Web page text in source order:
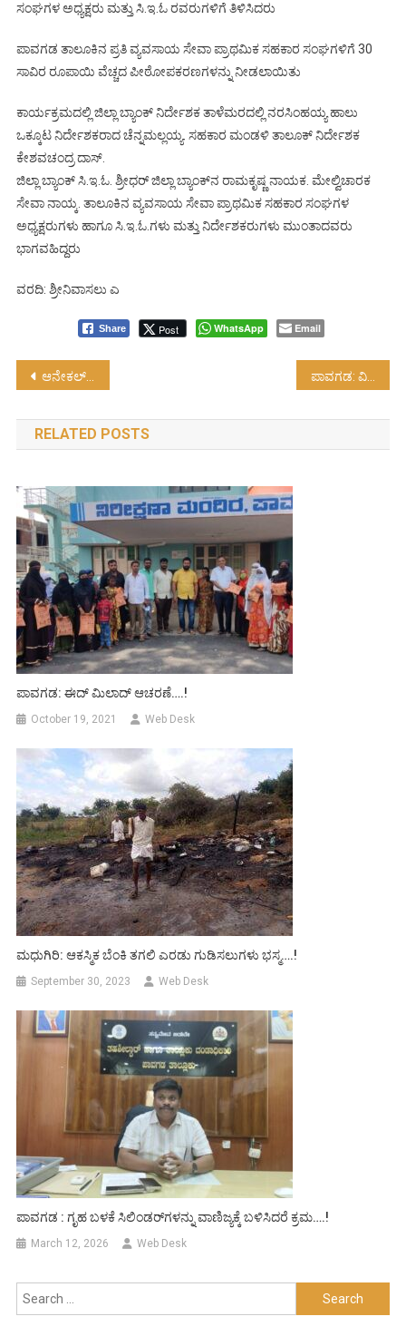
ಸಂಘಗಳ ಅಧ್ಯಕ್ಷರು ಮತ್ತು ಸಿ.ಇ.ಓ ರವರುಗಳಿಗೆ ತಿಳಿಸಿದರು
ಪಾವಗಡ ತಾಲೂಕಿನ ಪ್ರತಿ ವ್ಯವಸಾಯ ಸೇವಾ ಪ್ರಾಥಮಿಕ ಸಹಕಾರ ಸಂಘಗಳಿಗೆ 30
ಸಾವಿರ ರೂಪಾಯಿ ವೆಚ್ಚದ ಪೀಠೋಪಕರಣಗಳನ್ನು ನೀಡಲಾಯಿತು
ಕಾರ್ಯಕ್ರಮದಲ್ಲಿ ಜಿಲ್ಲಾ ಬ್ಯಾಂಕ್ ನಿರ್ದೇಶಕ ತಾಳೆಮರದಲ್ಲಿ ನರಸಿಂಹಯ್ಯ ಹಾಲು
ಒಕ್ಕೂಟ ನಿರ್ದೇಶಕರಾದ ಚೆನ್ನಮಲ್ಲಯ್ಯ. ಸಹಕಾರ ಮಂಡಳಿ ತಾಲೂಕ್ ನಿರ್ದೇಶಕ
ಕೇಶವಚಂದ್ರ ದಾಸ್.
ಜಿಲ್ಲಾ ಬ್ಯಾಂಕ್ ಸಿ.ಇ.ಓ. ಶ್ರೀಧರ್ ಜಿಲ್ಲಾ ಬ್ಯಾಂಕ್‌ನ ರಾಮಕೃಷ್ಣ ನಾಯಕ. ಮೇಲ್ವಿಚಾರಕ
ಸೇವಾ ನಾಯ್ಕ. ತಾಲೂಕಿನ ವ್ಯವಸಾಯ ಸೇವಾ ಪ್ರಾಥಮಿಕ ಸಹಕಾರ ಸಂಘಗಳ
ಅಧ್ಯಕ್ಷರುಗಳು ಹಾಗೂ ಸಿ.ಇ.ಓ.ಗಳು ಮತ್ತು ನಿರ್ದೇಶಕರುಗಳು ಮುಂತಾದವರು
ಭಾಗವಹಿದ್ದರು
ವರದಿ: ಶ್ರೀನಿವಾಸಲು ಎ
Share Post WhatsApp Email
Post
navigation
ಆನೇಕಲ್: ವಿಶ್ವ ಆಹಾರ ಸಂರಕ್ಷಣಾ ದಿನಾಚರಣೆ
RELATED POSTS
ಪಾವಗಡ: ಈದ್ ಮಿಲಾದ್ ಆಚರಣೆ….!
October 19, 2021 Web Desk
ಮಧುಗಿರಿ: ಆಕಸ್ಮಿಕ ಬೆಂಕಿ ತಗಲಿ ಎರಡು ಗುಡಿಸಲುಗಳು ಭಸ್ಮ….!
September 30, 2023 Web Desk
ಪಾವಗಡ : ಗೃಹ ಬಳಕೆ ಸಿಲಿಂಡರ್‌ಗಳನ್ನು ವಾಣಿಜ್ಯಕ್ಕೆ ಬಳಿಸಿದರೆ ಕ್ರಮ….!
March 12, 2026 Web Desk
Search
for: